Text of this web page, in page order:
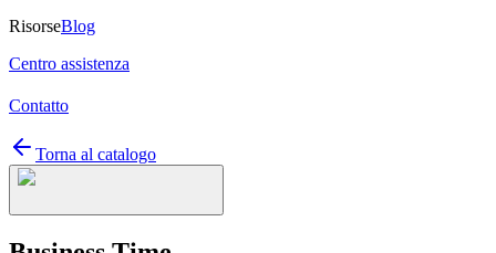
RisorseBlog
Centro assistenza
Contatto
Torna al catalogo